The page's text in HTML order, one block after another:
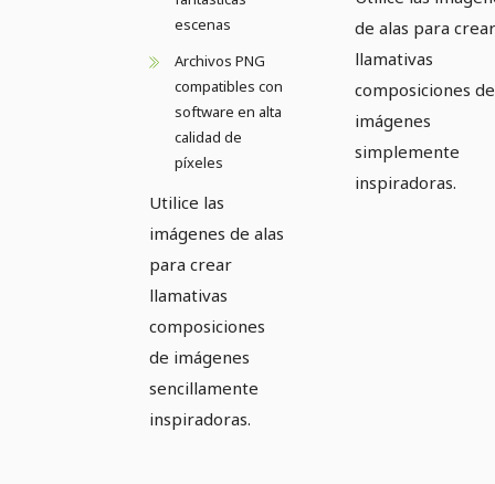
escenas
Archivos PNG
compatibles con
software en alta
calidad de
píxeles
Utilice las
imágenes de alas
para crear
llamativas
composiciones
de imágenes
sencillamente
inspiradoras.
de alas para crear
llamativas
composiciones de
imágenes
simplemente
inspiradoras.